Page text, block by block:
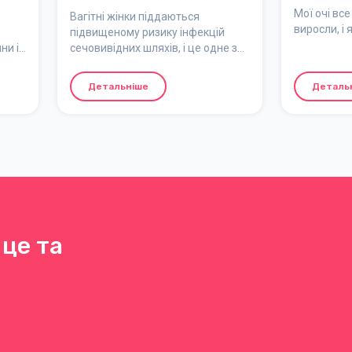
із
ознакою інфекції
сечовивідних
шляхів
Вагітні жінки піддаються
підвищеному ризику інфекцій
сечовивідних шляхів, і це одне з
вагітності.
Детальніше
Мої очі
виросли, і
та